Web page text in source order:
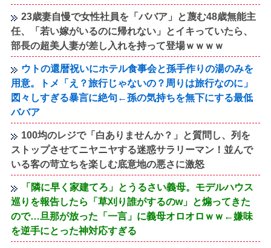
23歳妻自慢で女性社員を「ババア」と蔑む48歳無能主
任、「若い嫁がいるのに帰れない」とイキっていたら、
部長の超美人妻が差し入れを持って登場ｗｗｗｗ
ウトの還暦祝いにホテル食事会と孫手作りの湯のみを
用意。トメ「え？旅行じゃないの？周りは旅行なのに」
図々しすぎる暴言に絶句←孫の気持ちを無下にする最低
ババア
100均のレジで「白ありませんか？」と質問し、列を
ストップさせてニヤニヤする迷惑サラリーマン！並んで
いる客の苛立ちを楽しむ底意地の悪さに激怒
「隣に早く家建てろ」とうるさい義母。モデルハウス
巡りを報告したら「草刈り誰がするのw」と煽ってきた
ので…旦那が放った「一言」に義母オロオロｗｗ←嫌味
を逆手にとった神対応すぎる